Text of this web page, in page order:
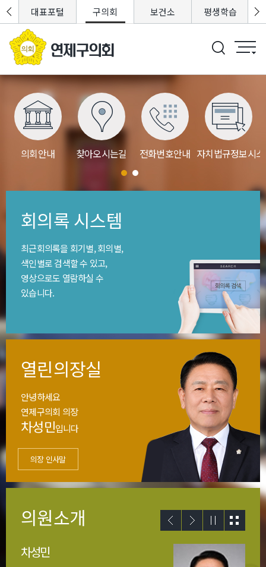
털 대표포털 구의회 보건소 평생학습
의회안내 찾아오시는길 전화번호안내 자치법규정보시
회의록 시스템
최근회의록을 회기별, 회의별,
색인별로 검색할 수 있고,
영상으로도 열람하실 수
있습니다.
열린의장실
안녕하세요
연제구의회 의장
차성민입니다
의장 인사말
의원소개
차성민